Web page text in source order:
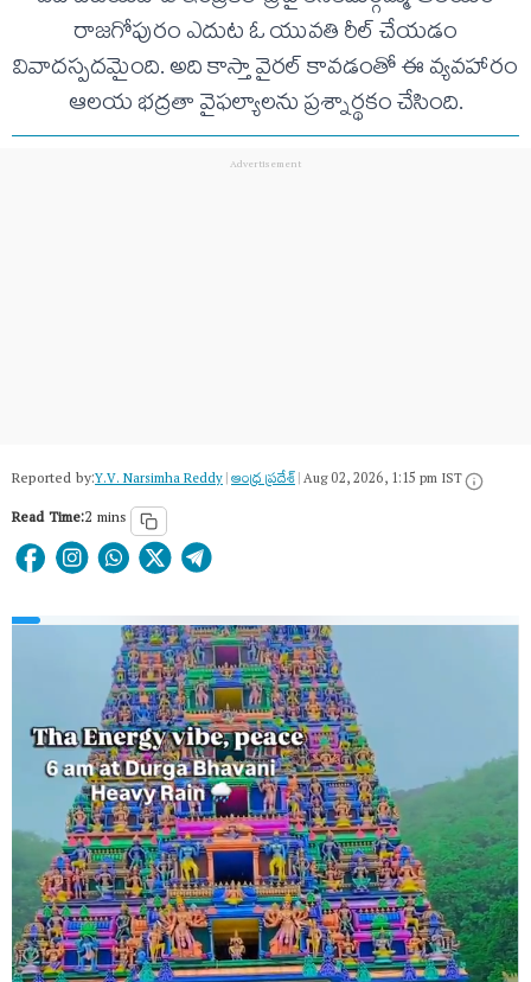
రాజగోపురం ఎదుట ఓ యువతి రీల్ చేయడం
వివాదస్పదమైంది. అది కాస్తా వైరల్ కావడంతో ఈ వ్యవహారం
ఆలయ భద్రతా వైఫల్యాలను ప్రశ్నార్థకం చేసింది.
Reported by:Y.V. Narsimha Reddy|ఆంధ్ర ప్రదేశ్|Aug 02, 2026, 1:15 pm IST
Read Time:2 mins